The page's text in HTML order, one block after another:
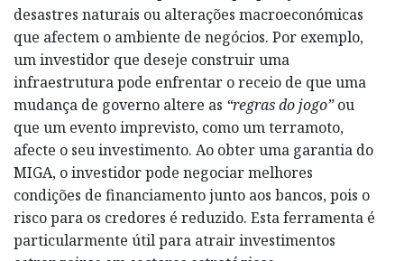
desastres naturais ou alterações macroeconómicas
que afectem o ambiente de negócios. Por exemplo,
um investidor que deseje construir uma
infraestrutura pode enfrentar o receio de que uma
mudança de governo altere as “regras do jogo”ou
que um evento imprevisto, como um terramoto,
afecte o seu investimento. Ao obter uma garantia do
MIGA, o investidor pode negociar melhores
condições de financiamento junto aos bancos, pois o
risco para os credores é reduzido. Esta ferramenta é
particularmente útil para atrair investimentos